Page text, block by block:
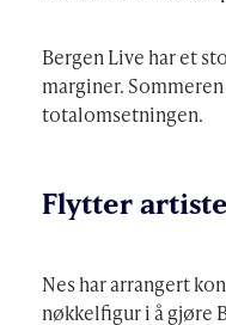
Bergen Live har et
marginer.
totalomsetningen.
Flytter
Nes har arrangert
nøkkelfigur i å gjøre